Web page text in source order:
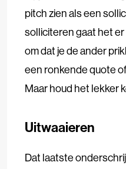
pitch zien als een
solliciteren gaat het
om dat je de ander
een ronkende quote
Maar houd het lekker
Uitwaaieren
Dat laatste